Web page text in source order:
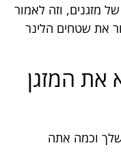
מזגנים, וזה לאמור
את שטחים הלינר
את המזגן
וכמה אתה